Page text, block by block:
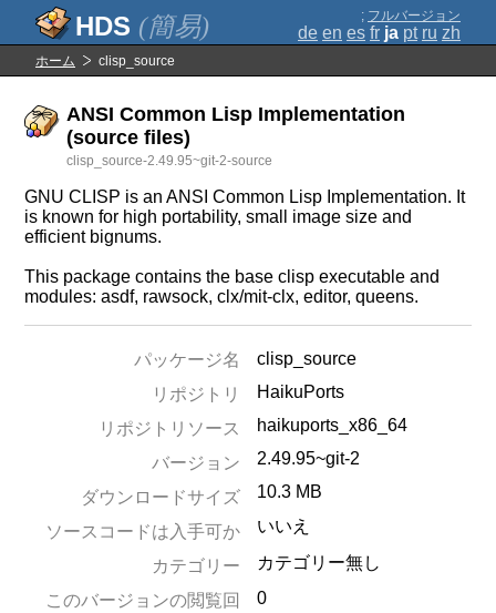
(簡易) ; フルバージョン
de en es fr ja pt ru zh
ホーム clisp_source
ANSI Common Lisp Implementation
(source files)
clisp_source-2.49.95~git-2-source
GNU CLISP is an ANSI Common Lisp Implementation. It
is known for high portability, small image size and
efficient bignums.
This package contains the base clisp executable and
modules: asdf, rawsock, clx/mit-clx, editor, queens.
パッケージ名
clisp_source
リポジトリ
HaikuPorts
リポジトリソース
haikuports_x86_64
バージョン
2.49.95~git-2
ダウンロードサイズ 10.3 MB
ソースコードは入手可か いいえ
カテゴリー
カテゴリー無し
このバージョンの閲覧回
0